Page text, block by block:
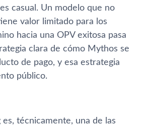
casual. Un modelo que no
valor limitado para los
hacia una OPV exitosa pasa
clara de cómo Mythos se
de pago, y esa estrategia
público.
es, técnicamente, una de las